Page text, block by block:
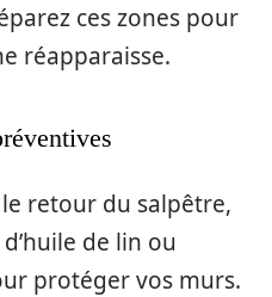
ces zones pour
réapparaisse.
retour du salpêtre,
de lin ou
protéger vos murs.